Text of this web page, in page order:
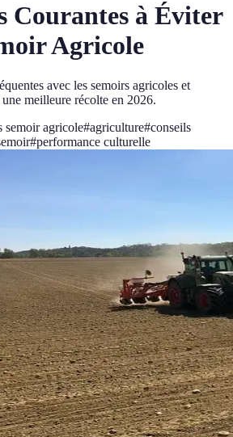
Courantes à Éviter
Agricole
avec les semoirs agricoles et
meilleure récolte en 2026.
semoir agricole#agriculture#conseils
#performance culturelle